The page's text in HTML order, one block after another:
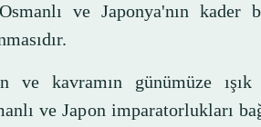
ve Japonya'nın kader
ve kavramın günümüze
ve Japon imparatorlukları